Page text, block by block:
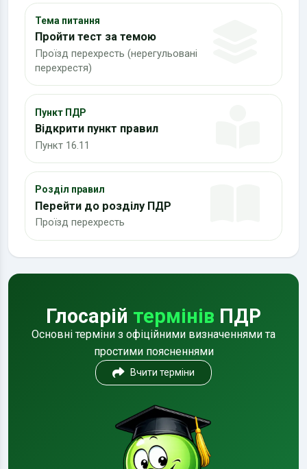
Тема питання
Пройти тест за темою
Проїзд перехресть (нерегульовані
перехрестя)
Пункт ПДР
Відкрити пункт правил
Пункт 16.11
Розділ правил
Перейти до розділу ПДР
Проїзд перехресть
Глосарій термінів ПДР
Основні терміни з офіційними визначеннями та
простими поясненнями
Вчити терміни